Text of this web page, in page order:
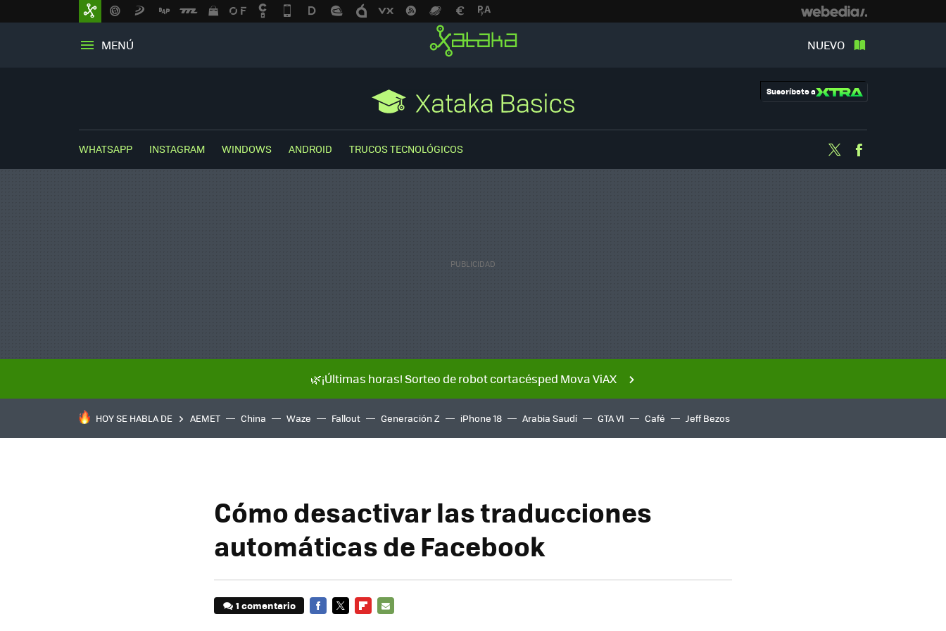
MENÚ NUEVO
Suscríbete a
WHATSAPP INSTAGRAM WINDOWS ANDROID TRUCOS TECNOLÓGICOS Twitter
🌿¡Últimas horas! Sorteo de robot cortacésped Mova ViAX
HOY SE HABLA DE AEMET China Waze Fallout Generación Z iPhone 18 Arabia Saudí GTA VI Café Jeff Bezos
Cómo desactivar las traducciones
automáticas de Facebook
1 comentario